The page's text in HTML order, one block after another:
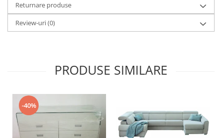
Returnare produse
Review-uri(0)
PRODUSE SIMILARE
-40%